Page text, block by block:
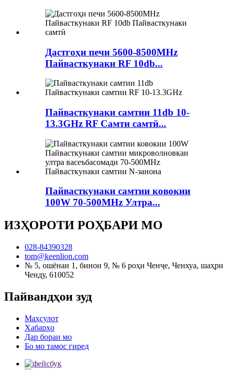
Дастгоҳи печи 5600-8500MHz
Пайвасткунаки RF 10db...
Пайвасткунаки самтии 11db 10-
13.3GHz RF Самти самтӣ...
Пайвасткунаки самтии ковокии
100W 70-500MHz Ултра...
ИЗҲОРОТИ РОҲБАРИ МО
028-84390328
tom@keenlion.com
№ 5, ошёнаи 1, бинои 9, № 6 роҳи Ченҷе, Ченхуа, шаҳри
Ченду, 610052
Пайвандҳои зуд
Маҳсулот
Хабарҳо
Дар бораи мо
Бо мо тамос гиред